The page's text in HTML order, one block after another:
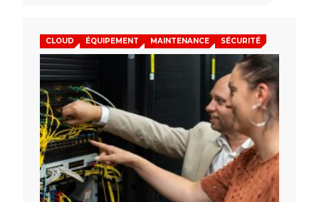
CLOUD ÉQUIPEMENT MAINTENANCE SÉCURITÉ